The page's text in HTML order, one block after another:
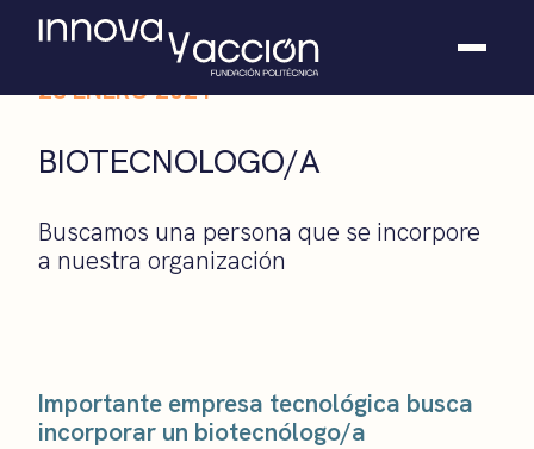
Somos fundación
El club
28 ENERO 2021
BIOTECNOLOGO/A
Buscamos una persona que se incorpore
a nuestra organización
Importante empresa tecnológica busca
incorporar un biotecnólogo/a